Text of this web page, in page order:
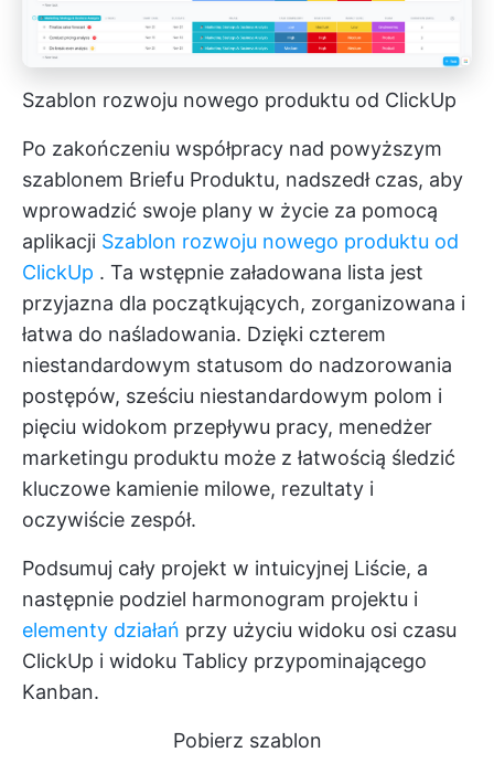
Szablon rozwoju nowego produktu od ClickUp
Po zakończeniu współpracy nad powyższym
szablonem Briefu Produktu, nadszedł czas, aby
wprowadzić swoje plany w życie za pomocą
aplikacji Szablon rozwoju nowego produktu od
ClickUp . Ta wstępnie załadowana lista jest
przyjazna dla początkujących, zorganizowana i
łatwa do naśladowania. Dzięki czterem
niestandardowym statusom do nadzorowania
postępów, sześciu niestandardowym polom i
pięciu widokom przepływu pracy, menedżer
marketingu produktu może z łatwością śledzić
kluczowe kamienie milowe, rezultaty i
oczywiście zespół.
Podsumuj cały projekt w intuicyjnej Liście, a
następnie podziel harmonogram projektu i
elementy działań przy użyciu widoku osi czasu
ClickUp i widoku Tablicy przypominającego
Kanban.
Pobierz szablon